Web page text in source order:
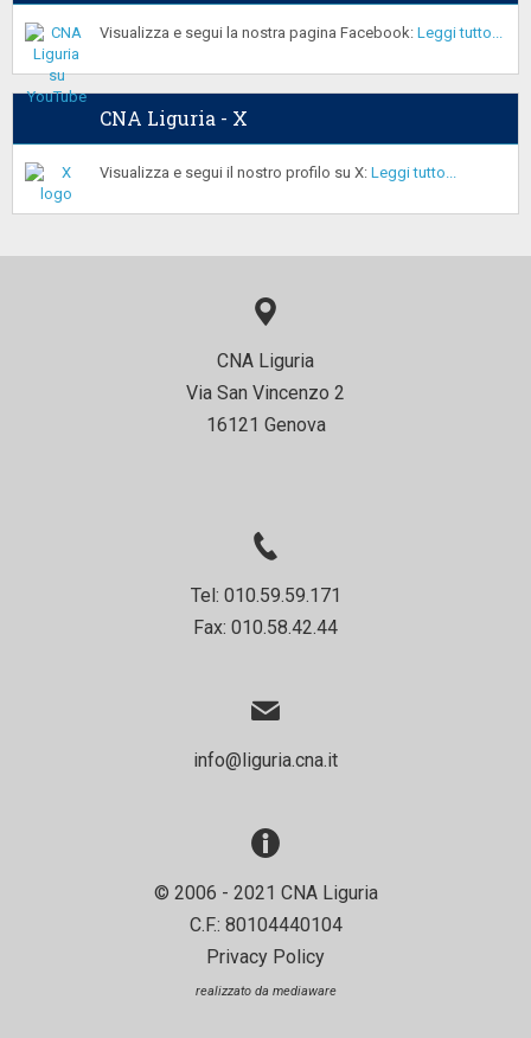
Visualizza e segui la nostra pagina Facebook: Leggi tutto...
CNA Liguria - X
Visualizza e segui il nostro profilo su X: Leggi tutto...
CNA Liguria
Via San Vincenzo 2
16121 Genova
Tel: 010.59.59.171
Fax: 010.58.42.44
info@liguria.cna.it
© 2006 - 2021 CNA Liguria
C.F.: 80104440104
Privacy Policy
realizzato da mediaware